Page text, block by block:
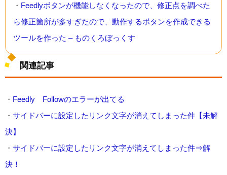
・ Feedlyボタンが機能しなくなったので、修正点を調べた
ら修正箇所が多すぎたので、動作するボタンを作成できる
ツールを作った – ものくろぼっくす
関連記事
・ Feedly Followのエラーが出てる
・ サイドバーに設定したリンク文字が消えてしまった件【未解
決】
・ サイドバーに設定したリンク文字が消えてしまった件⇒解
決！